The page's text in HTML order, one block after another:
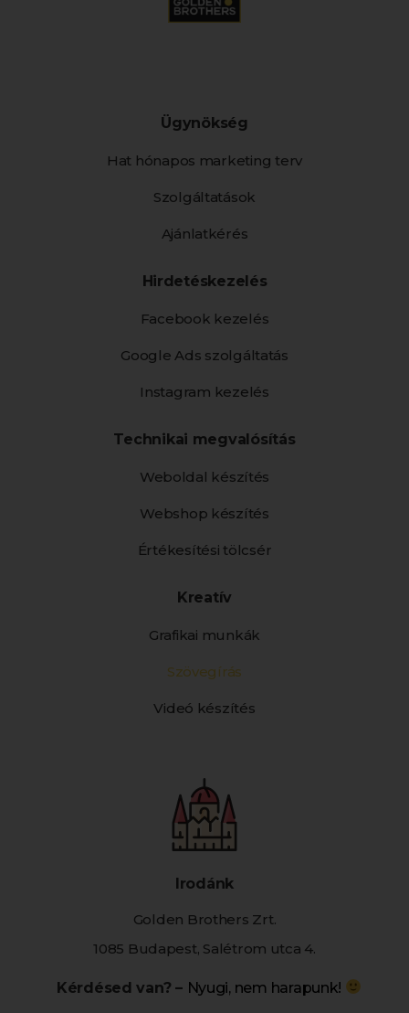
Ügynökség
Hat hónapos marketing terv
Szolgáltatások
Ajánlatkérés
Hirdetéskezelés
Facebook kezelés
Google Ads szolgáltatás
Instagram kezelés
Technikai megvalósítás
Weboldal készítés
Webshop készítés
Értékesítési tölcsér
Kreatív
Grafikai munkák
Szövegírás
Videó készítés
Irodánk
Golden Brothers Zrt.
1085 Budapest, Salétrom utca 4.
Kérdésed van? – Nyugi, nem harapunk!